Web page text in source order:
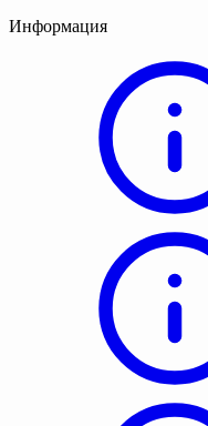
Информация